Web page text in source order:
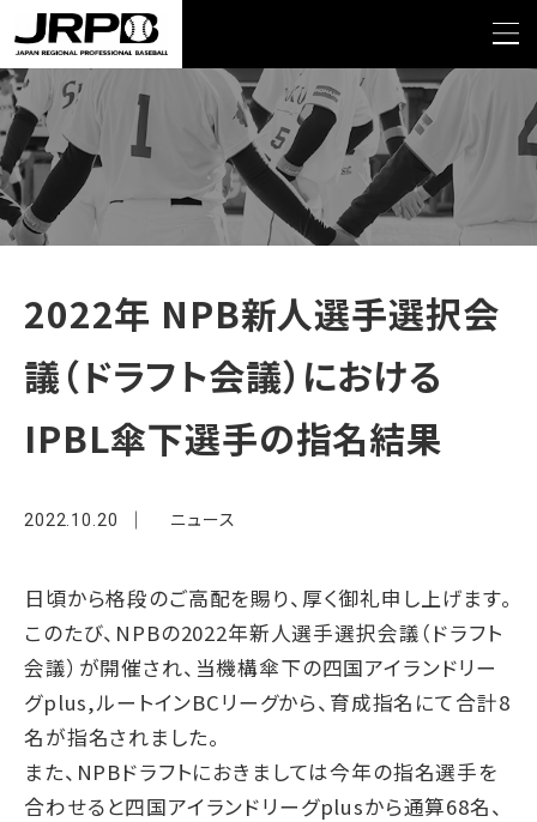
TOP >NEWS>2022年 NPB新人選手選択会議（ドラフト会議）における IPBL傘下選
手の指名結果
2022年 NPB新人選手選択会
議（ドラフト会議）における
IPBL傘下選手の指名結果
2022.10.20 ニュース
日頃から格段のご高配を賜り、厚く御礼申し上げます。
このたび、NPBの2022年新人選手選択会議（ドラフト
会議）が開催され、当機構傘下の四国アイランドリー
グplus,ルートインBCリーグから、育成指名にて合計8
名が指名されました。
また、NPBドラフトにおきましては今年の指名選手を
合わせると四国アイランドリーグplusから通算68名、